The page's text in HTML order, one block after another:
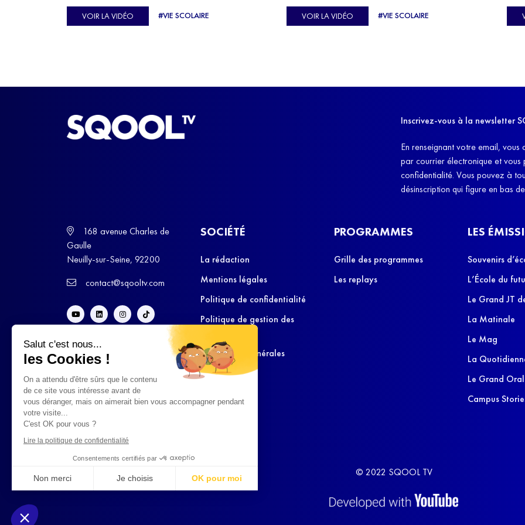
Salut c'est nous...
les Cookies !
On a attendu d'être sûrs que le contenu
de ce site vous intéresse avant de
vous déranger, mais on aimerait bien vous accompagner pendant
votre visite...
C'est OK pour vous ?
Lire la politique de confidentialité
Consentements certifiés par
Non merci Je choisis OK pour moi
Notre plateforme vous permet d'adapter et de gérer vos paramètres de confidentialité, en garantissant la conformité
Ulysse Soriano, vice-champion d'Europe de Horse-
ball, qui a failli abandonner ses études avant de
VOIR LA VIDÉO #VIE SCOLAIRE
C'est l'histoire de nombreux réfugiés, et notamment
celle de Lisa Machukha, que nous vous proposons de
VOIR LA VIDÉO #VIE SCOLAIRE
Inscrivez-vous à la newsletter
En renseignant votre email,
par courrier électronique et
confidentialité. Vous pouvez à
désinscription qui figure en bas
168 avenue Charles de
Gaulle
Neuilly-sur-Seine, 92200
contact@sqooltv.com
SOCIÉTÉ
La rédaction
Mentions légales
Politique de confidentialité
Politique de gestion des
Conditions Générales
d’Utilisation
PROGRAMMES
Grille des programmes
Les replays
LES
Souvenirs
L’École du
Le Grand JT
La Matinale
Le Mag
La
Le Grand Oral
Campus
© 2022 SQOOL TV